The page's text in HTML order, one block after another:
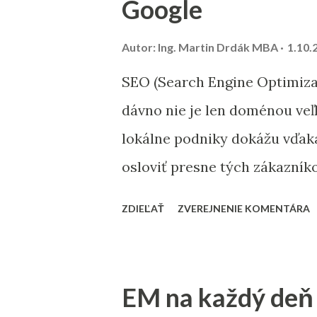
pomôže zvýšiť mieru
špeciálnou reaktivačnou
databázy. 2. Segmentácia
roka Analyzujte údaje z
Google
Autor: Ing. Martin Drdák MBA
SEO (Search Engine
dávno nie je len doménou
lokálne podniky dokážu
osloviť presne tých
len z vášho mesta? Výskum
ZDIEĽAŤ ZVEREJNENIE KOMENTÁRA
EM na každý